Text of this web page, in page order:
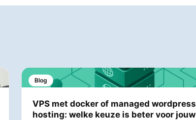
Blog
VPS met docker of managed wordpress
hosting: welke keuze is beter voor jouw